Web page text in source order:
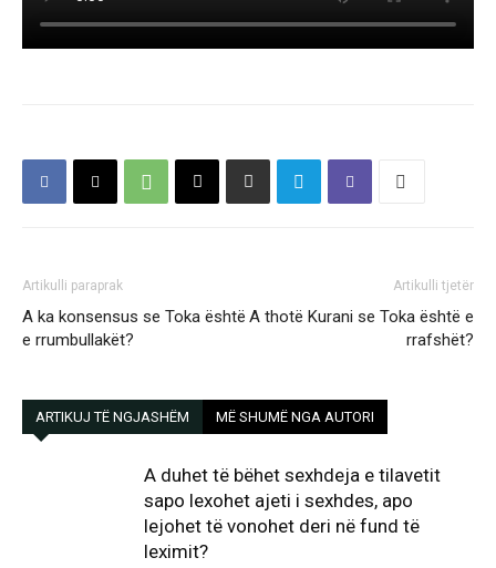
Artikulli paraprak
A ka konsensus se Toka është
e rrumbullakët?
Artikulli tjetër
A thotë Kurani se Toka është e
rrafshët?
ARTIKUJ TË NGJASHËM MË SHUMË NGA AUTORI
A duhet të bëhet sexhdeja e tilavetit
sapo lexohet ajeti i sexhdes, apo
lejohet të vonohet deri në fund të
leximit?